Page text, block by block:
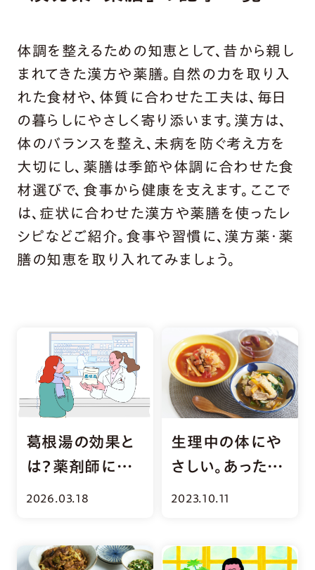
体調を整えるための知恵として、昔から親し
まれてきた漢方や薬膳。自然の力を取り入
れた食材や、体質に合わせた工夫は、毎日
の暮らしにやさしく寄り添います。漢方は、
体のバランスを整え、未病を防ぐ考え方を
大切にし、薬膳は季節や体調に合わせた食
材選びで、食事から健康を支えます。ここで
は、症状に合わせた漢方や薬膳を使ったレ
シピなどご紹介。食事や習慣に、漢方薬・薬
膳の知恵を取り入れてみましょう。
2026.03.18
葛根湯の効果と
は？薬剤師に聞
く正しい服用方
2023.10.11
生理中の体にや
さしい。あったか
薬膳スープ＆ド